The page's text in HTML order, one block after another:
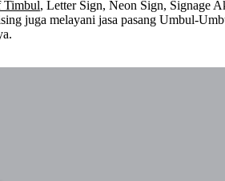
Timbul, Letter Sign, Neon Sign, Signage
juga melayani jasa pasang Umbul-